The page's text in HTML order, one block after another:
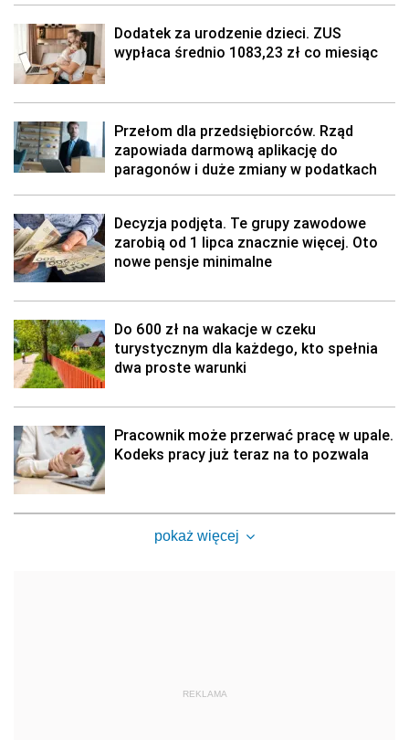
Dodatek za urodzenie dzieci. ZUS
wypłaca średnio 1083,23 zł co miesiąc
Przełom dla przedsiębiorców. Rząd
zapowiada darmową aplikację do
paragonów i duże zmiany w podatkach
Decyzja podjęta. Te grupy zawodowe
zarobią od 1 lipca znacznie więcej. Oto
nowe pensje minimalne
Do 600 zł na wakacje w czeku
turystycznym dla każdego, kto spełnia
dwa proste warunki
Pracownik może przerwać pracę w upale.
Kodeks pracy już teraz na to pozwala
pokaż więcej
REKLAMA